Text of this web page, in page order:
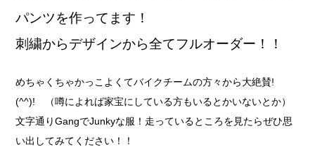
パンツを作ってます！
刺繍からデザインから全てフルオーダー！！
めちゃくちゃかっこよくてバイクチームの方々から大絶賛!
(^^)! （噂によれば家宝にしている方もいるとかいないとか）
文字通りGangでJunkyな服！走っているところを見たらぜひ思
い出してみてください！！